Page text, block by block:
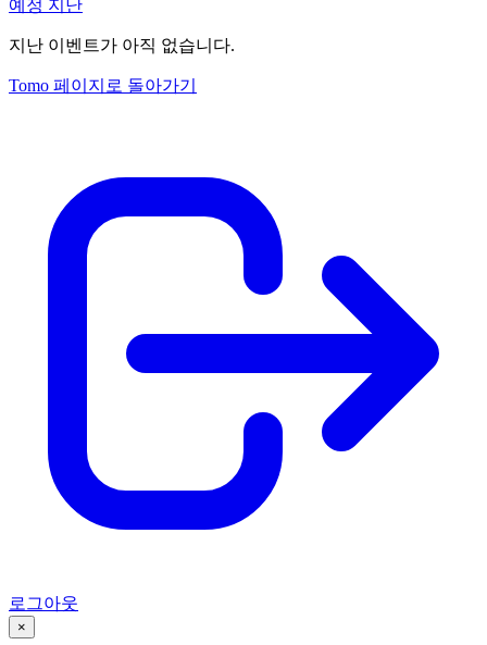
예정 지난
지난 이벤트가 아직 없습니다.
Tomo 페이지로 돌아가기
로그아웃
×